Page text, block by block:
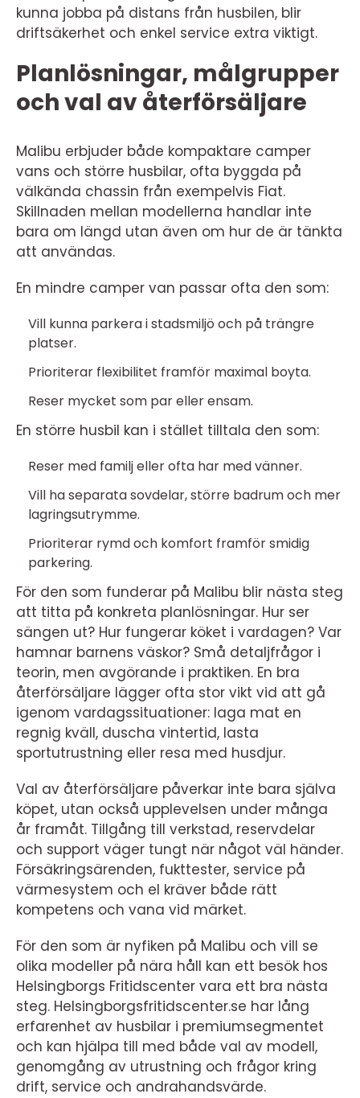
kunna jobba på distans från husbilen, blir
driftsäkerhet och enkel service extra viktigt.
Planlösningar, målgrupper
och val av återförsäljare
Malibu erbjuder både kompaktare camper
vans och större husbilar, ofta byggda på
välkända chassin från exempelvis Fiat.
Skillnaden mellan modellerna handlar inte
bara om längd utan även om hur de är tänkta
att användas.
En mindre camper van passar ofta den som:
Vill kunna parkera i stadsmiljö och på trängre
platser.
Prioriterar flexibilitet framför maximal boyta.
Reser mycket som par eller ensam.
En större husbil kan i stället tilltala den som:
Reser med familj eller ofta har med vänner.
Vill ha separata sovdelar, större badrum och mer
lagringsutrymme.
Prioriterar rymd och komfort framför smidig
parkering.
För den som funderar på Malibu blir nästa steg
att titta på konkreta planlösningar. Hur ser
sängen ut? Hur fungerar köket i vardagen? Var
hamnar barnens väskor? Små detaljfrågor i
teorin, men avgörande i praktiken. En bra
återförsäljare lägger ofta stor vikt vid att gå
igenom vardagssituationer: laga mat en
regnig kväll, duscha vintertid, lasta
sportutrustning eller resa med husdjur.
Val av återförsäljare påverkar inte bara själva
köpet, utan också upplevelsen under många
år framåt. Tillgång till verkstad, reservdelar
och support väger tungt när något väl händer.
Försäkringsärenden, fukttester, service på
värmesystem och el kräver både rätt
kompetens och vana vid märket.
För den som är nyfiken på Malibu och vill se
olika modeller på nära håll kan ett besök hos
Helsingborgs Fritidscenter vara ett bra nästa
steg. Helsingborgsfritidscenter.se har lång
erfarenhet av husbilar i premiumsegmentet
och kan hjälpa till med både val av modell,
genomgång av utrustning och frågor kring
drift, service och andrahandsvärde.